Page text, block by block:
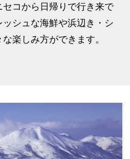
コから日帰りで行き来で
シュな海鮮や浜辺き・シ
楽しみ方ができます。